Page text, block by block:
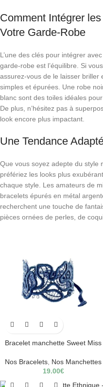
Comment Intégrer
Votre Garde-Robe
L’une des clés pour intégrer
garde-robe est l’équilibre. Si
assurez-vous de le laisser briller
simples et épurées. Une robe
blanc sont des toiles idéales
De plus, n’hésitez pas à
look encore plus impactant.
Une Tendance
Que vous soyez adepte du style
préfériez les looks plus
chaque style. Les amateurs de
bracelets épurés en métal
recherchent une touche de
pièces ornées de perles, de
Bracelet manchette Sweet Miss
Nos Bracelets Nos Manchettes
19.00€